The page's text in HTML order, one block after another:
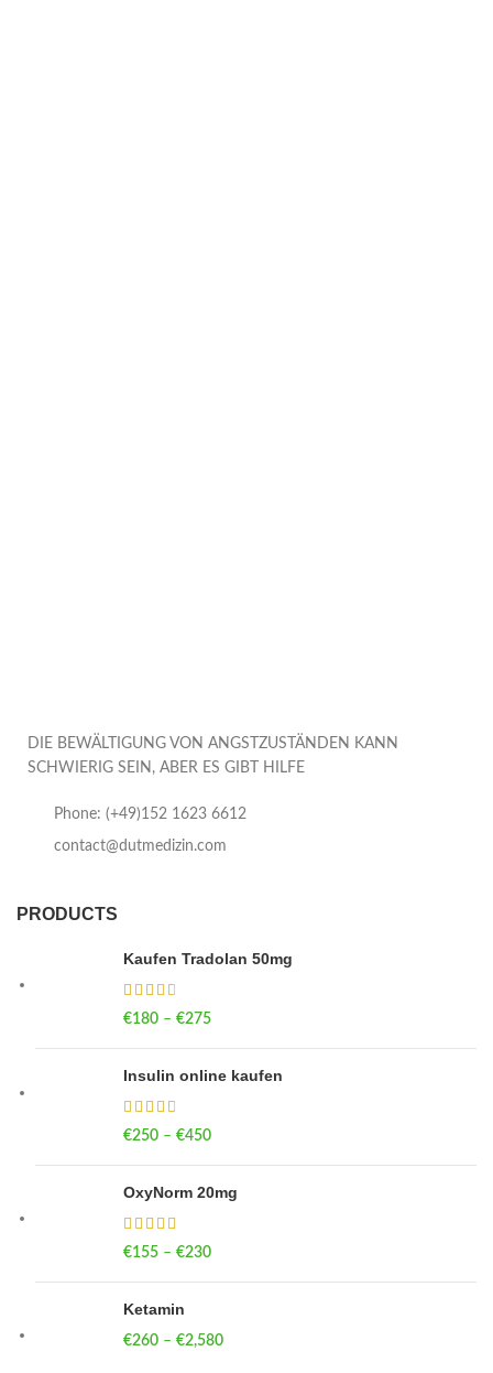
DIE BEWÄLTIGUNG VON ANGSTZUSTÄNDEN KANN
SCHWIERIG SEIN, ABER ES GIBT HILFE
Phone: (+49)152 1623 6612
contact@dutmedizin.com
PRODUCTS
Kaufen Tradolan 50mg
€180 – €275
Insulin online kaufen
€250 – €450
OxyNorm 20mg
€155 – €230
Ketamin
€260 – €2,580